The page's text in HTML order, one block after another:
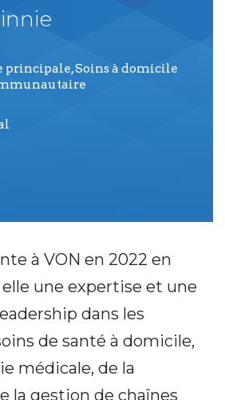
principale, Soins à domicile
à VON en 2022 en
une expertise et une
dans les
de santé à domicile,
médicale, de la
la gestion de chaînes